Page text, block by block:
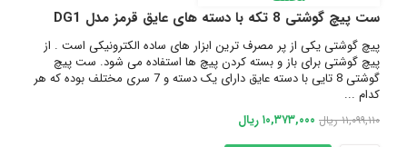
ست پیچ گوشتی 8 تکه با دسته های عایق قرمز مدل DG1
پیچ گوشتی یکی از پر مصرف ترین ابزار های ساده الکترونیکی است . از
پیچ گوشتی برای باز و بسته کردن پیچ ها استفاده می شود. ست پیچ
گوشتی 8 تایی با دسته عایق دارای یک دسته و 7 سری مختلف بوده که هر
کدام ...
۱۱,۰۹۹,۱۱۰ ریال ۱۰,۳۷۳,۰۰۰ ریال